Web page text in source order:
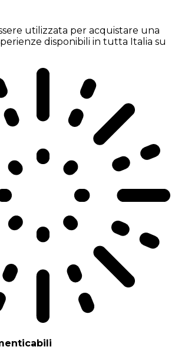
utilizzata per acquistare una
disponibili in tutta Italia su